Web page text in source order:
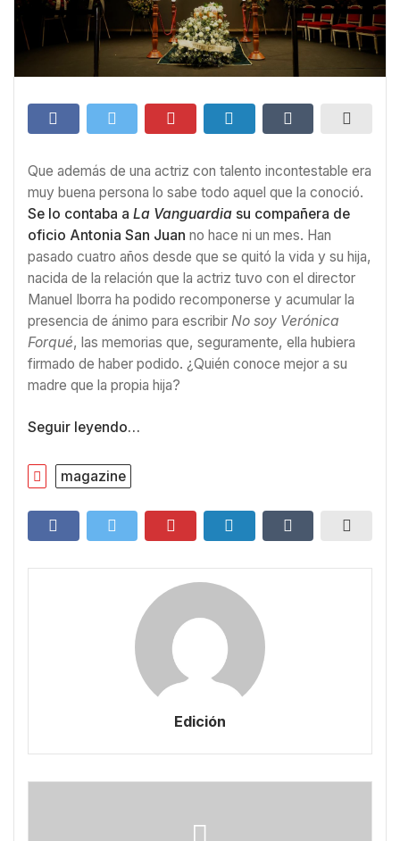
Que además de una actriz con talento incontestable era
muy buena persona lo sabe todo aquel que la conoció.
Se lo contaba a La Vanguardia su compañera de
oficio Antonia San Juan no hace ni un mes. Han
pasado cuatro años desde que se quitó la vida y su hija,
nacida de la relación que la actriz tuvo con el director
Manuel Iborra ha podido recomponerse y acumular la
presencia de ánimo para escribir No soy Verónica
Forqué, las memorias que, seguramente, ella hubiera
firmado de haber podido. ¿Quién conoce mejor a su
madre que la propia hija?
Seguir leyendo…
magazine
Edición